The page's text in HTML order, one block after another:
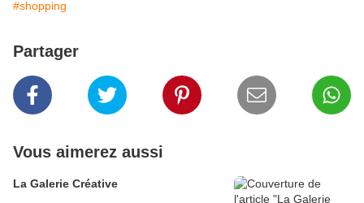
#shopping
Partager
Vous aimerez aussi
La Galerie Créative